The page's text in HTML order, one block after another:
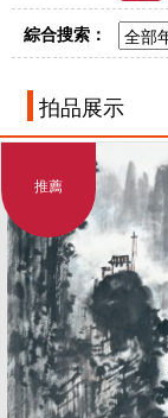
綜合搜索：
拍品展示
推薦